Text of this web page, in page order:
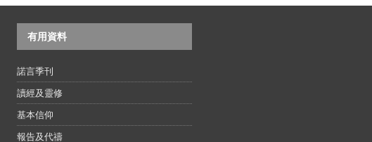
有用資料
諾言季刊
讀經及靈修
基本信仰
報告及代禱